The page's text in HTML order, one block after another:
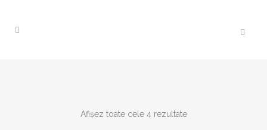
Afișez toate cele 4 rezultateSortat